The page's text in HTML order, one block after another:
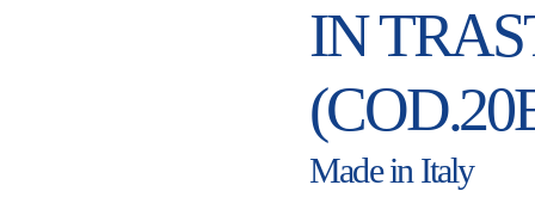
IN
Made in Italy